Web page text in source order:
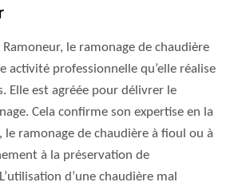
Ramoneur, le ramonage de chaudière
activité professionnelle qu’elle réalise
Elle est agréée pour délivrer le
Cela confirme son expertise en la
le ramonage de chaudière à fioul ou à
à la préservation de
d’une chaudière mal